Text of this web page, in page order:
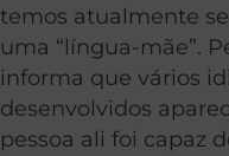
temos atualmente
uma “língua-mãe”.
informa que vários
desenvolvidos
pessoa ali foi capaz